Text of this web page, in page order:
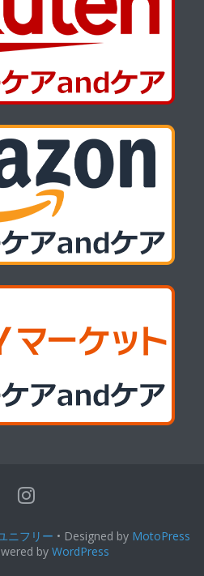
ニフリー • Designed by MotoPress
by WordPress